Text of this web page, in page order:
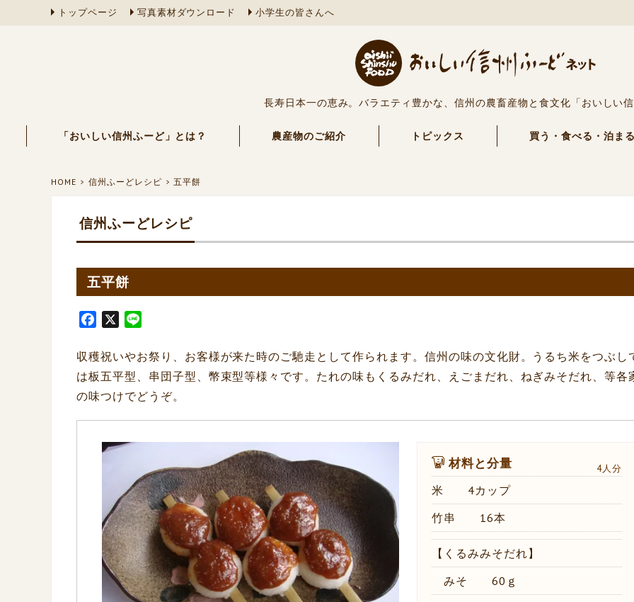
トップページ 写真素材ダウンロード 小学生の皆さんへ
長寿日本一の恵み。バラエティ豊かな、信州の農畜産物と食文化「おいしい
「おいしい信州ふーど」とは？ 農産物のご紹介 トピックス 買う・食べる・泊ま
HOME 信州ふーどレシピ 五平餅
信州ふーどレシピ
五平餅
c
e
o
o
n
収穫祝いやお祭り、お客様が来た時のご馳走として作られます。信州の味の文化財。うるち米をつぶし
は板五平型、串団子型、幣束型等様々です。たれの味もくるみだれ、えごまだれ、ねぎみそだれ、等各
の味つけでどうぞ。
材料と分量 4人分
米 4カップ
竹串 16本
【くるみみそだれ】
みそ 60ｇ